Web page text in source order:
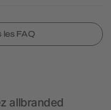
les FAQ
allbranded